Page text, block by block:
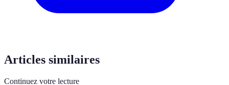
Articles similaires
Continuez votre lecture